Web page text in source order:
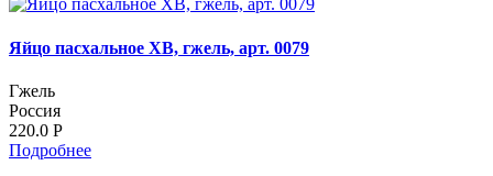
Яйцо пасхальное ХВ, гжель, арт. 0079
Гжель
Россия
220.0 Р
Подробнее